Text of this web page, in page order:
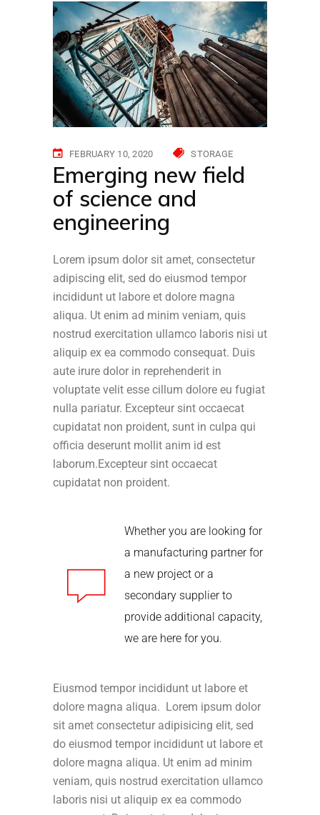
FEBRUARY 10, 2020 STORAGE
Emerging new field
of science and
engineering
Lorem ipsum dolor sit amet, consectetur
adipiscing elit, sed do eiusmod tempor
incididunt ut labore et dolore magna
aliqua. Ut enim ad minim veniam, quis
nostrud exercitation ullamco laboris nisi ut
aliquip ex ea commodo consequat. Duis
aute irure dolor in reprehenderit in
voluptate velit esse cillum dolore eu fugiat
nulla pariatur. Excepteur sint occaecat
cupidatat non proident, sunt in culpa qui
officia deserunt mollit anim id est
laborum.Excepteur sint occaecat
cupidatat non proident.
Whether you are looking for
a manufacturing partner for
a new project or a
secondary supplier to
provide additional capacity,
we are here for you.
Eiusmod tempor incididunt ut labore et
dolore magna aliqua. Lorem ipsum dolor
sit amet consectetur adipisicing elit, sed
do eiusmod tempor incididunt ut labore et
dolore magna aliqua. Ut enim ad minim
veniam, quis nostrud exercitation ullamco
laboris nisi ut aliquip ex ea commodo